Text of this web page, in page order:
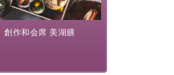
通常料金よりお一人様1100円引き
室食
創作和会席 美湖膳
え出した創作和会席で
しい諏訪湖の幸...